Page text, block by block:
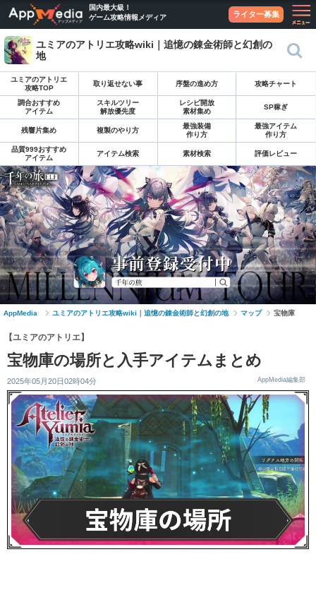
国内最大級！
ゲーム攻略情報メディア
ライター募集
ユミアのアトリエ攻略wiki｜追憶の錬金術師と幻創の
地
ユミアのアトリエ
攻略TOP
取り返せない事 序盤の進め方 攻略チャート
調合おすすめ
アイテム
スキルツリー
解放優先度
レシピ開放
素材集め
SP稼ぎ
残響片集め 複製のやり方
最強装備
作り方
最強アイテム
作り方
品質999おすすめ
アイテム
アイテム検索 素材検索 評価レビュー
AppMedia ユミアのアトリエ攻略wiki｜追憶の錬金術師と幻創の地 マップ 宝物庫
【ユミアのアトリエ】
宝物庫の場所と入手アイテムまとめ
2025年05月20日02時04分 AppMedia編集部